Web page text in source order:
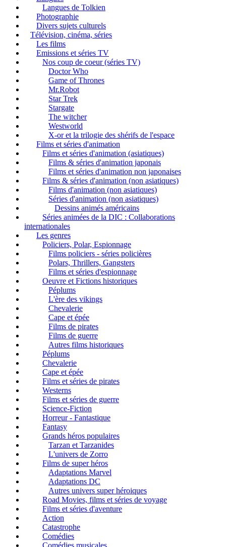
Langues de Tolkien
Photographie
Divers sujets culturels
Télévision, cinéma, séries
Les films
Emissions et séries TV
Nos coup de coeur (séries TV)
Doctor Who
Game of Thrones
Mr.Robot
Star Trek
Stargate
The witcher
Westworld
X-or et la trilogie des shérifs de l'espace
Films et séries d'animation
Films et séries d'animation (asiatiques)
Films & séries d'animation japonais
Films et séries d'animation non japonaises
Films & séries d'animation (non asiatiques)
Films d'animation (non asiatiques)
Séries d'animation (non asiatiques)
Dessins animés américains
Séries animées de la DIC : Collaborations
internationales
Les genres
Policiers, Polar, Espionnage
Films policiers - séries policières
Polars, Thrillers, Gangsters
Films et séries d'espionnage
Oeuvre et Fictions historiques
Péplums
L'ère des vikings
Chevalerie
Cape et épée
Films de pirates
Films de guerre
Autres films historiques
Péplums
Chevalerie
Cape et épée
Films et séries de pirates
Westerns
Films et séries de guerre
Science-Fiction
Horreur - Fantastique
Fantasy
Grands héros populaires
Tarzan et Tarzanides
L'univers de Zorro
Films de super héros
Adaptations Marvel
Adaptations DC
Autres univers super héroiques
Road Movies, films et séries de voyage
Films et séries d'aventure
Action
Catastrophe
Comédies
Comédies musicales